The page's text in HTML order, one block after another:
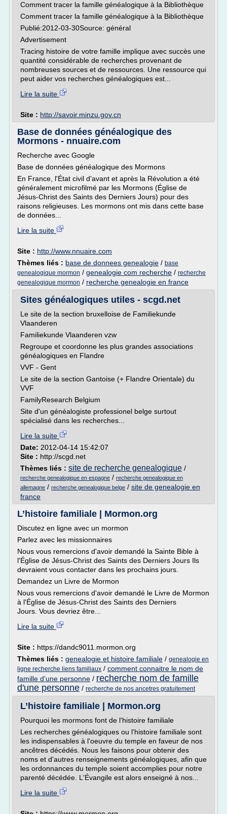
Comment tracer la famille généalogique à la Bibliothèque
Comment tracer la famille généalogique à la Bibliothèque
Publié:2012-03-30Source: général
Advertisement
Tracing histoire de votre famille implique avec succès une
quantité considérable de recherches provenant de
nombreuses sources et de ressources. Une ressource qui
peut aider vos recherches généalogiques est...
Lire la suite
Site : http://savoir.minzu.gov.cn
Base de données généalogique des
Mormons - nnuaire.com
Recherche avec Google
Base de données généalogique des Mormons
En France, l'État civil d'avant et après la Révolution a été
généralement microfilmé par les Mormons (Église de
Jésus-Christ des Saints des Derniers Jours) pour des
raisons religieuses. Les mormons ont mis dans cette base
de données...
Lire la suite
Site : http://www.nnuaire.com
Thèmes liés : base de donnees genealogie / base
genealogique mormon / genealogie com recherche / recherche
genealogique mormon / recherche genealogie en france
Sites généalogiques utiles - scgd.net
Le site de la section bruxelloise de Familiekunde
Vlaanderen
Familiekunde Vlaanderen vzw
Regroupe et coordonne les plus grandes associations
généalogiques en Flandre
VVF - Gent
Le site de la section Gantoise (+ Flandre Orientale) du
VVF
FamilyResearch Belgium
Site d'un généalogiste professionel belge surtout
spécialisé dans les recherches...
Lire la suite
Date: 2012-04-14 15:42:07
Site : http://scgd.net
Thèmes liés : site de recherche genealogique /
recherche genealogique en espagne / recherche genealogique en
allemagne / recherche genealogique belge / site de genealogie en
france
L’histoire familiale | Mormon.org
Discutez en ligne avec un mormon
Parlez avec les missionnaires
Nous vous remercions d'avoir demandé la Sainte Bible à
l'Église de Jésus-Christ des Saints des Derniers Jours Ils
devraient vous contacter dans les prochains jours.
Demandez un Livre de Mormon
Nous vous remercions d'avoir demandé le Livre de Mormon
à l'Église de Jésus-Christ des Saints des Derniers
Jours. Vous devriez être...
Lire la suite
Site : https://dandc9011.mormon.org
Thèmes liés : genealogie et histoire familiale / genealogie en
ligne recherche liens familiaux / comment connaitre le nom de
famille d'une personne / recherche nom de famille
d'une personne / recherche de nos ancetres gratuitement
L’histoire familiale | Mormon.org
Pourquoi les mormons font de l'histoire familiale
Les recherches généalogiques ou l'histoire familiale sont
les indispensables à l'oeuvre du temple en faveur de nos
ancêtres décédés. Nous les faisons pour obtenir des
noms et d'autres renseignements généalogiques, afin que
les ordonnances du temple soient accomplies pour notre
parenté décédée. L'Évangile est alors enseigné à nos...
Lire la suite